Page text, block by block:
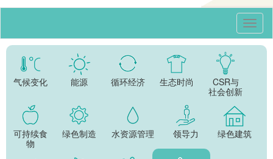
气候变化 能源 循环经济 生态时尚
CSR与
社会创新
可持续食
物
绿色制造 水资源管理 领导力 绿色建筑